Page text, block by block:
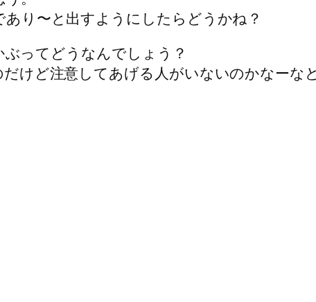
り〜と出すようにしたらどうかね？
ってどうなんでしょう？
けど注意してあげる人がいないのかなーな